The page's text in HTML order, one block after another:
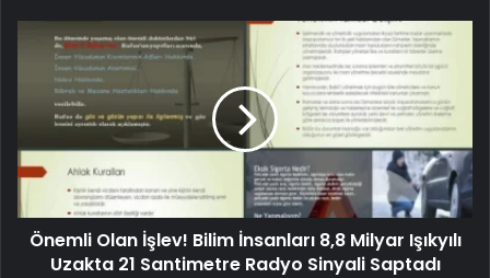
Önemli Olan İşlev! Bilim İnsanları 8,8 Milyar Işıkyılı
Uzakta 21 Santimetre Radyo Sinyali Saptadı